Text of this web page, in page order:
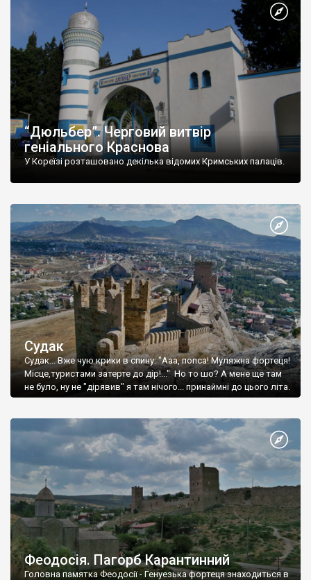
“Дюльбер”. Черговий витвір
геніального Краснова
У Кореїзі розташовано декілька відомих Кримських палаців.
Судак
Судак... Вже чую крики в спину: "Ааа, попса! Муляжна фортеця!
Місце,туристами затерте до дір!..." Но то шо? А мене ще там
не було, ну не "дірявив" я там нічого... принаймні до цього літа.
Феодосія. Пагорб Карантинний
Головна памятка Феодосії - Генуезька фортеця знаходиться в